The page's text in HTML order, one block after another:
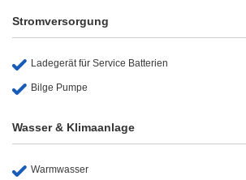
Stromversorgung
Ladegerät für Service Batterien
Bilge Pumpe
Wasser & Klimaanlage
Warmwasser